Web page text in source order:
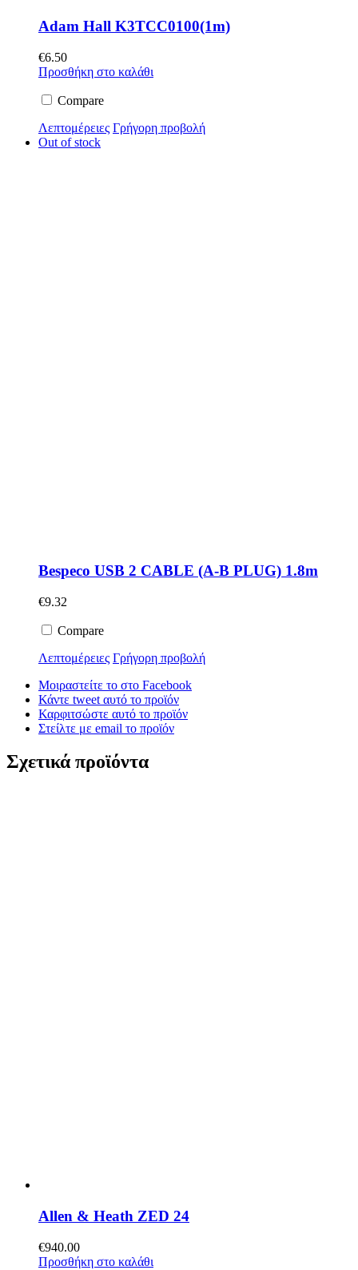
Adam Hall K3TCC0100(1m)
€6.50
Προσθήκη στο καλάθι
Compare
Λεπτομέρειες Γρήγορη προβολή
Out of stock
Bespeco USB 2 CABLE (A-B PLUG) 1.8m
€9.32
Compare
Λεπτομέρειες Γρήγορη προβολή
Μοιραστείτε το στο Facebook
Κάντε tweet αυτό το προϊόν
Καρφιτσώστε αυτό το προϊόν
Στείλτε με email το προϊόν
Σχετικά προϊόντα
Allen & Heath ZED 24
€940.00
Προσθήκη στο καλάθι